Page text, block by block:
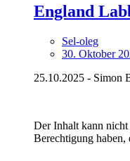
England
Sel-oleg
30. Oktober
25.10.2025 - Simon
Der Inhalt kann nicht
Berechtigung haben,